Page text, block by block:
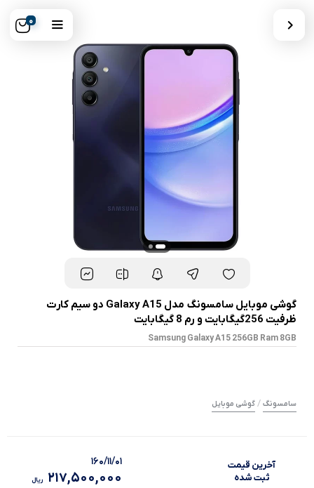
0
گوشی موبایل سامسونگ مدل Galaxy A15 دو سیم کارت
ظرفیت 256گیگابایت و رم 8 گیگابایت
Samsung Galaxy A15 256GB Ram 8GB
سامسونگ / گوشی موبایل
آخرین‌ قیمت
ثبت‌ شده
۱۶۰/۱۱/۰۱
217,500,000 ریال